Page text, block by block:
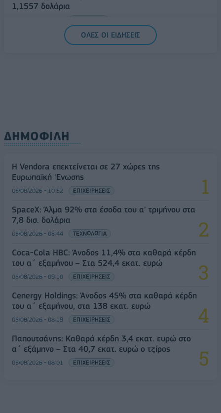
1,1557 δολάρια
ΟΛΕΣ ΟΙ ΕΙΔΗΣΕΙΣ
ΔΗΜΟΦΙΛΗ
Η Vendora επεκτείνεται σε 27 χώρες της
Ευρωπαϊκή 'Ενωσης
05/08/2026 - 10:52 ΕΠΙΧΕΙΡΗΣΕΙΣ
SpaceX: Άλμα 92% στα έσοδα του α' τριμήνου στα
7,8 δισ. δολάρια
05/08/2026 - 08:44 ΤΕΧΝΟΛΟΓΙΑ
Coca-Cola HBC: Άνοδος 11,4% στα καθαρά κέρδη
του α΄ εξαμήνου – Στα 524,4 εκατ. ευρώ
05/08/2026 - 09:10 ΕΠΙΧΕΙΡΗΣΕΙΣ
Cenergy Holdings: Άνοδος 45% στα καθαρά κέρδη
του α΄ εξαμήνου, στα 138 εκατ. ευρώ
05/08/2026 - 08:19 ΕΠΙΧΕΙΡΗΣΕΙΣ
Παπουτσάνης: Καθαρά κέρδη 3,4 εκατ. ευρώ στο
α΄ εξάμηνο – Στα 40,7 εκατ. ευρώ ο τζίρος
05/08/2026 - 08:01 ΕΠΙΧΕΙΡΗΣΕΙΣ